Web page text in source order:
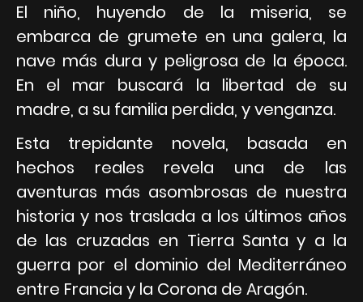
El niño, huyendo de la miseria, se
embarca de grumete en una galera, la
nave más dura y peligrosa de la época.
En el mar buscará la libertad de su
madre, a su familia perdida, y venganza.
Esta trepidante novela, basada en
hechos reales revela una de las
aventuras más asombrosas de nuestra
historia y nos traslada a los últimos años
de las cruzadas en Tierra Santa y a la
guerra por el dominio del Mediterráneo
entre Francia y la Corona de Aragón.